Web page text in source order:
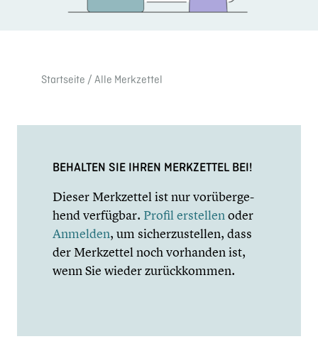
Start­seite / Alle Merkzet­tel
BEHALTEN SIE IHREN MERKZET­TEL BEI!
Dieser Merkzet­tel ist nur vorüber­ge­
hend verfügbar. Profil erstellenoder
Anmelden, um sicher­zu­stel­len, dass
der Merkzet­tel noch vorhanden ist,
wenn Sie wieder zurück­kom­men.